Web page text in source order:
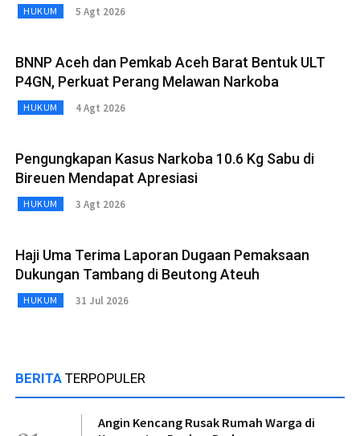
HUKUM 5 Agt 2026
BNNP Aceh dan Pemkab Aceh Barat Bentuk ULT
P4GN, Perkuat Perang Melawan Narkoba
HUKUM 4 Agt 2026
Pengungkapan Kasus Narkoba 10.6 Kg Sabu di
Bireuen Mendapat Apresiasi
HUKUM 3 Agt 2026
Haji Uma Terima Laporan Dugaan Pemaksaan
Dukungan Tambang di Beutong Ateuh
HUKUM 31 Jul 2026
BERITA TERPOPULER
Angin Kencang Rusak Rumah Warga di